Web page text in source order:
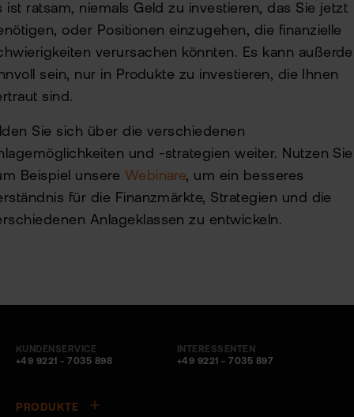
ist ratsam, niemals Geld zu investieren, das Sie jetzt
oder Positionen einzugehen, die finanzielle
verursachen könnten. Es kann
sein, nur in Produkte zu investieren, die Ihnen
sind.
Sie sich über die verschiedenen
und -strategien weiter. Nutzen Sie
Beispiel unsere Webinare, um ein besseres
für die Finanzmärkte, Strategien und die
Anlageklassen zu entwickeln.
KUNDENSERVICE
+49 9221 - 7035 898
INTERESSENTEN
+49 9221 - 7035 897
PRODUKTE